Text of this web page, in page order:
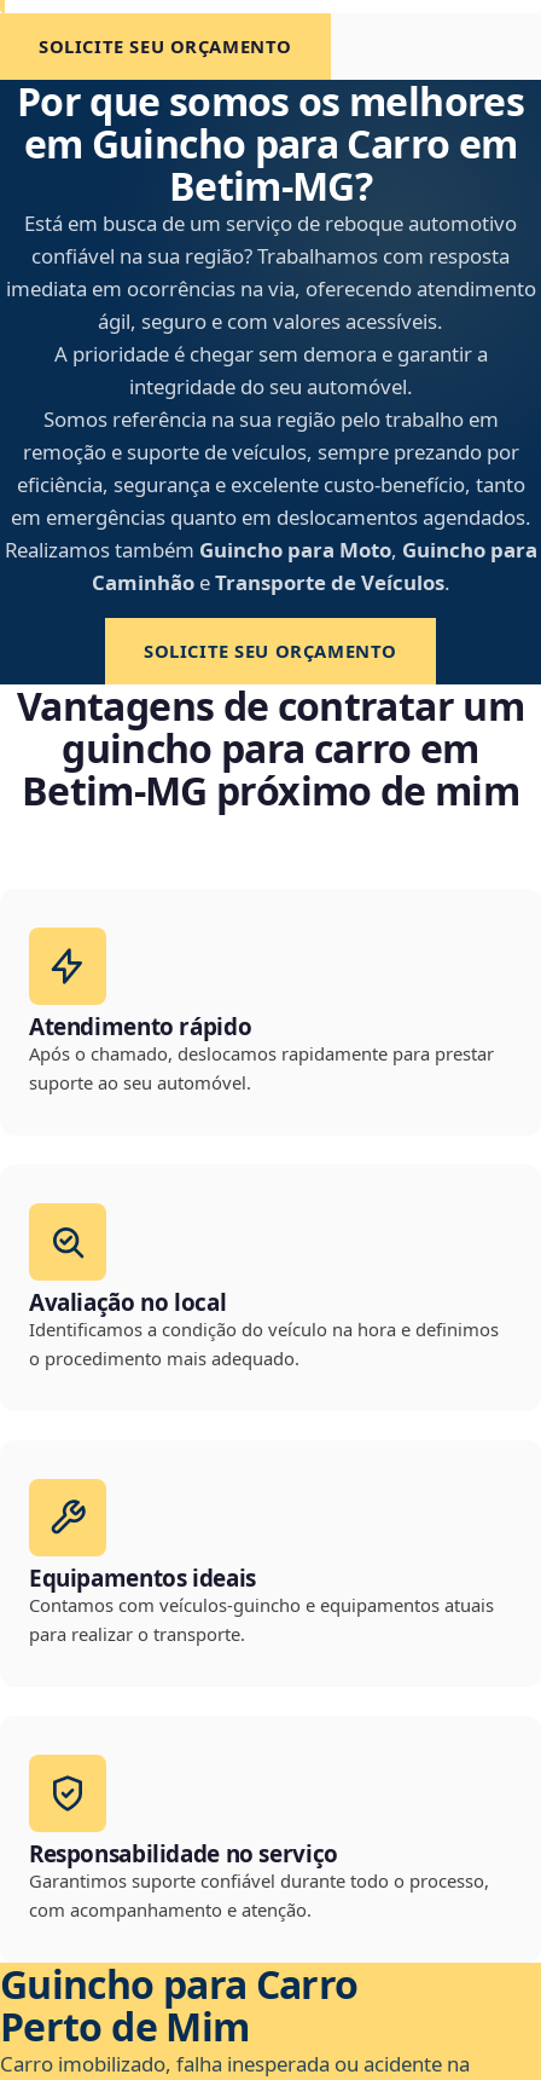
SOLICITE SEU ORÇAMENTO
Por que somos os melhores
em Guincho para Carro em
Betim‑MG?
Está em busca de um serviço de reboque automotivo
confiável na sua região? Trabalhamos com resposta
imediata em ocorrências na via, oferecendo atendimento
ágil, seguro e com valores acessíveis.
A prioridade é chegar sem demora e garantir a
integridade do seu automóvel.
Somos referência na sua região pelo trabalho em
remoção e suporte de veículos, sempre prezando por
eficiência, segurança e excelente custo-benefício, tanto
em emergências quanto em deslocamentos agendados.
Realizamos também Guincho para Moto, Guincho para
CaminhãoeTransporte de Veículos.
SOLICITE SEU ORÇAMENTO
Vantagens de contratar um
guincho para carro em
Betim‑MG próximo de mim
Atendimento rápido
Após o chamado, deslocamos rapidamente para prestar
suporte ao seu automóvel.
Avaliação no local
Identificamos a condição do veículo na hora e definimos
o procedimento mais adequado.
Equipamentos ideais
Contamos com veículos-guincho e equipamentos atuais
para realizar o transporte.
Responsabilidade no serviço
Garantimos suporte confiável durante todo o processo,
com acompanhamento e atenção.
Guincho para Carro
Perto de Mim
Carro imobilizado, falha inesperada ou acidente na